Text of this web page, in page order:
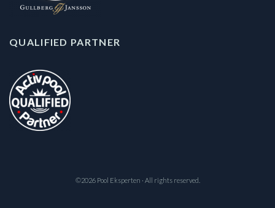
QUALIFIED PARTNER
©2026 Pool Eksperten · All rights reserved.